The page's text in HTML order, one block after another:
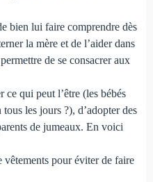
bien lui faire comprendre dès
la mère et de l’aider dans
de se consacrer aux
qui peut l’être (les bébés
les jours ?), d’adopter des
de jumeaux. En voici
vêtements pour éviter de faire